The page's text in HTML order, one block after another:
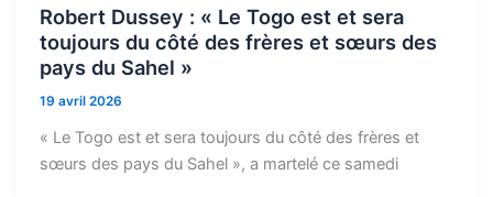
Robert Dussey : « Le Togo est et sera
toujours du côté des frères et sœurs des
pays du Sahel »
19 avril 2026
« Le Togo est et sera toujours du côté des frères et
sœurs des pays du Sahel », a martelé ce samedi